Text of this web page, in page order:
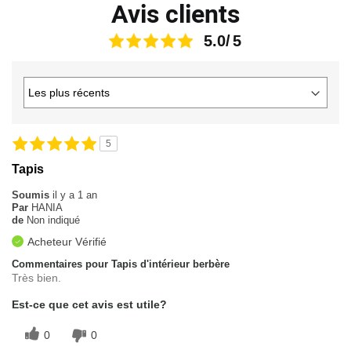
Avis clients
5.0
5
Tapis
Soumis il y a 1 an
Par HANIA
de Non indiqué
Acheteur Vérifié
Commentaires pour Tapis d'intérieur berbère
Très bien.
Est-ce que cet avis est utile?
0 0